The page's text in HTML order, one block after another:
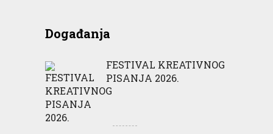
Događanja
FESTIVAL KREATIVNOG
PISANJA 2026.